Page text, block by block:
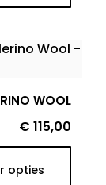
WOOL
Prijs
€ 115,00
opties